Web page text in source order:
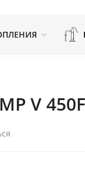
V 450F